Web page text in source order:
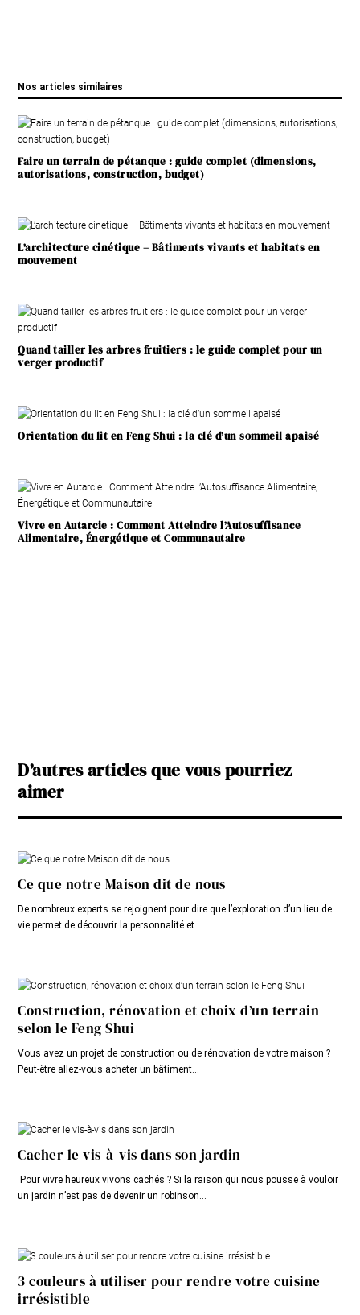
Nos articles similaires
Faire un terrain de pétanque : guide complet (dimensions,
autorisations, construction, budget)
L’architecture cinétique – Bâtiments vivants et habitats en
mouvement
Quand tailler les arbres fruitiers : le guide complet pour un
verger productif
Orientation du lit en Feng Shui : la clé d’un sommeil apaisé
Vivre en Autarcie : Comment Atteindre l’Autosuffisance
Alimentaire, Énergétique et Communautaire
D’autres articles que vous pourriez
aimer
Ce que notre Maison dit de nous
De nombreux experts se rejoignent pour dire que l’exploration d’un lieu de
vie permet de découvrir la personnalité et...
Construction, rénovation et choix d’un terrain
selon le Feng Shui
Vous avez un projet de construction ou de rénovation de votre maison ?
Peut-être allez-vous acheter un bâtiment...
Cacher le vis-à-vis dans son jardin
Pour vivre heureux vivons cachés ? Si la raison qui nous pousse à vouloir
un jardin n’est pas de devenir un robinson...
3 couleurs à utiliser pour rendre votre cuisine
irrésistible